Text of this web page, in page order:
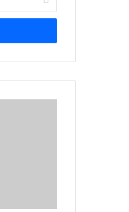
بريدك
الإلكتروني